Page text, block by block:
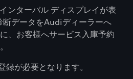
ンターバル ディスプレイが表
データをAudiディーラーへ
、お客様へサービス入庫予約
が必要となります。